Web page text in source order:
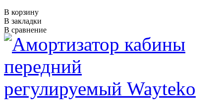
В корзину
В закладки
В сравнение